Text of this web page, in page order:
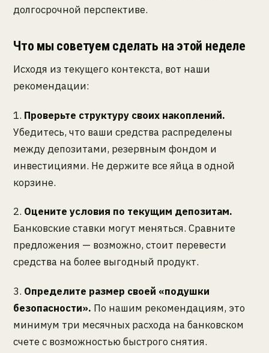
долгосрочной перспективе.
Что мы советуем сделать на этой неделе
Исходя из текущего контекста, вот наши
рекомендации:
1. Проверьте структуру своих накоплений.
Убедитесь, что ваши средства распределены
между депозитами, резервным фондом и
инвестициями. Не держите все яйца в одной
корзине.
2. Оцените условия по текущим депозитам.
Банковские ставки могут меняться. Сравните
предложения — возможно, стоит перевести
средства на более выгодный продукт.
3. Определите размер своей «подушки
безопасности». По нашим рекомендациям, это
минимум три месячных расхода на банковском
счете с возможностью быстрого снятия.